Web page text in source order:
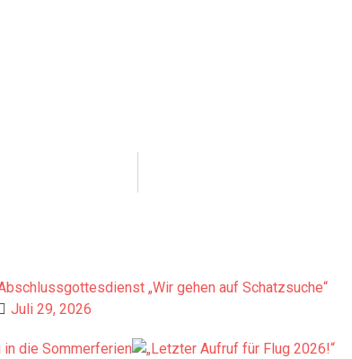
„Wir gehen auf Schatzsuche“
Juli 29, 2026
die Sommerferien